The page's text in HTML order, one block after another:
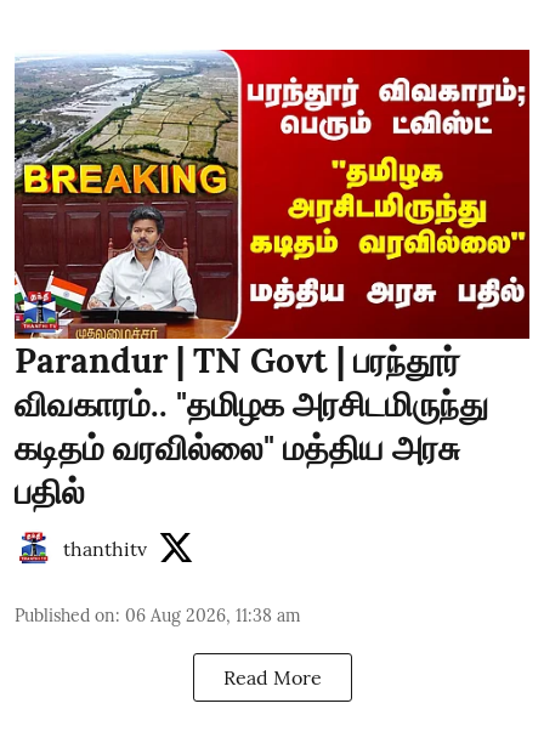
Parandur | TN Govt | பரந்தூர்
விவகாரம்.. "தமிழக அரசிடமிருந்து
கடிதம் வரவில்லை" மத்திய அரசு
பதில்
thanthitv
Published on: 06 Aug 2026, 11:38 am
Read More